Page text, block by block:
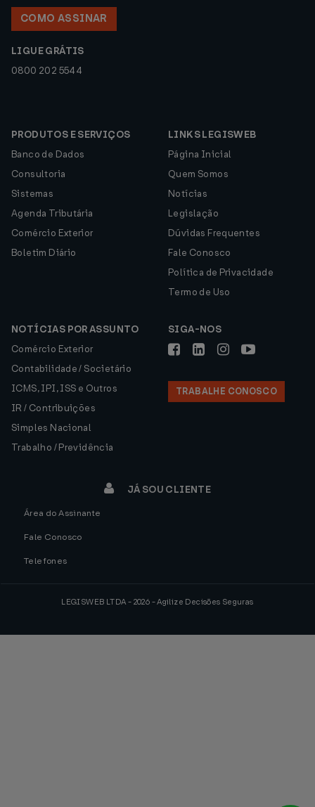
COMO ASSINAR
LIGUE GRÁTIS
0800 202 5544
PRODUTOS E SERVIÇOS
Banco de Dados
Consultoria
Sistemas
Agenda Tributária
Comércio Exterior
Boletim Diário
LINKS LEGISWEB
Página Inicial
Quem Somos
Notícias
Legislação
Dúvidas Frequentes
Fale Conosco
Política de Privacidade
Termo de Uso
NOTÍCIAS POR ASSUNTO
Comércio Exterior
Contabilidade / Societário
ICMS, IPI, ISS e Outros
IR / Contribuições
Simples Nacional
Trabalho / Previdência
SIGA-NOS
TRABALHE CONOSCO
JÁ SOU CLIENTE
Área do Assinante
Fale Conosco
Telefones
LEGISWEB LTDA - 2026 - Agilize Decisões Seguras